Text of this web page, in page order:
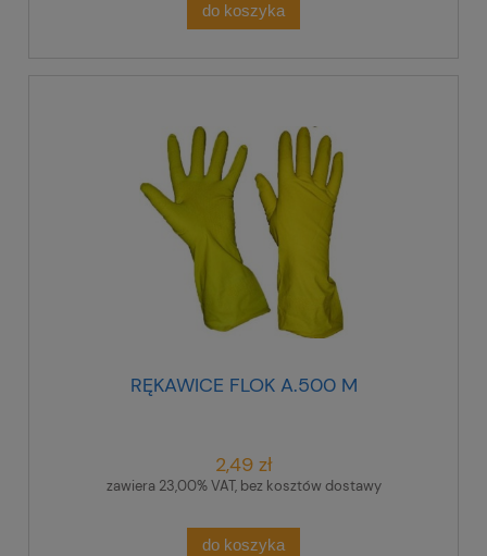
do koszyka
RĘKAWICE FLOK A.500 M
2,49 zł
zawiera 23,00% VAT, bez kosztów dostawy
do koszyka